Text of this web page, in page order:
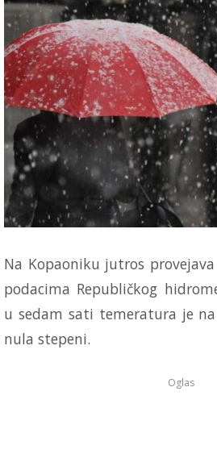
Na Kopaoniku jutros
podacima Republičkog
u sedam sati temeratura je
nula stepeni.
Oglas